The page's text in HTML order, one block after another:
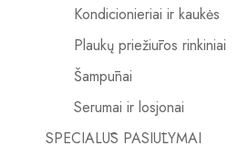
Kondicionieriai ir kaukės
Plaukų priežiūros rinkiniai
Šampūnai
Serumai ir losjonai
SPECIALŪS PASIŪLYMAI